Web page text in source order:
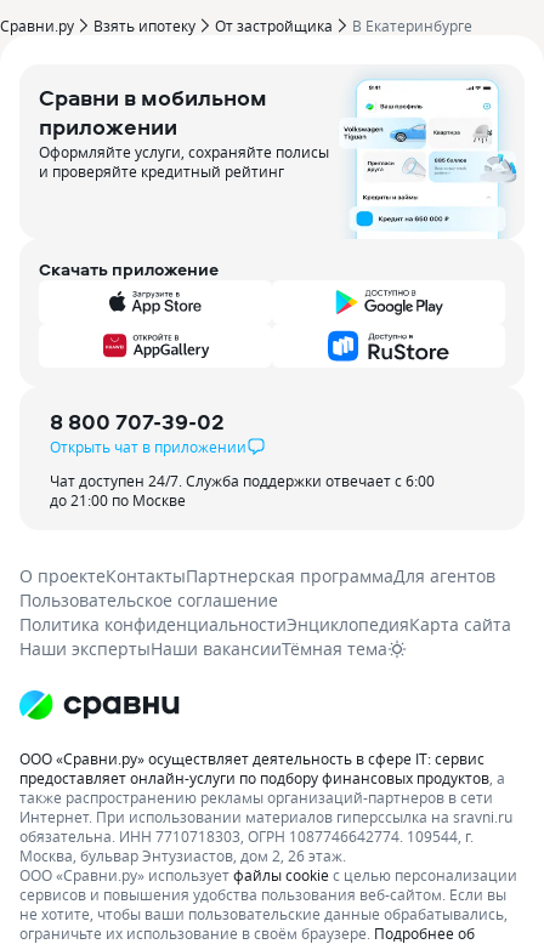
Сравни.ру Взять ипотеку От застройщика В Екатеринбурге
Сравни в мобильном
приложении
Оформляйте услуги, сохраняйте полисы
и проверяйте кредитный рейтинг
Скачать приложение
8 800 707-39-02
Открыть чат в приложении
Чат доступен 24/7. Служба поддержки отвечает с 6:00
до 21:00 по Москве
О проектеКонтактыПартнерская программаДля агентов
Пользовательское соглашение
Политика конфиденциальностиЭнциклопедияКарта сайта
Наши экспертыНаши вакансииТёмная тема
ООО «Сравни.ру» осуществляет деятельность в сфере IT: сервис
предоставляет онлайн-услуги по подбору финансовых продуктов , а
также распространению рекламы организаций-партнеров в сети
Интернет. При использовании материалов гиперссылка на sravni.ru
обязательна. ИНН 7710718303, ОГРН 1087746642774. 109544, г.
Москва, бульвар Энтузиастов, дом 2, 26 этаж.
ООО «Сравни.ру» используетфайлы cookieс целью персонализации
сервисов и повышения удобства пользования веб-сайтом. Если вы
не хотите, чтобы ваши пользовательские данные обрабатывались,
ограничьте их использование в своём браузере. Подробнее об